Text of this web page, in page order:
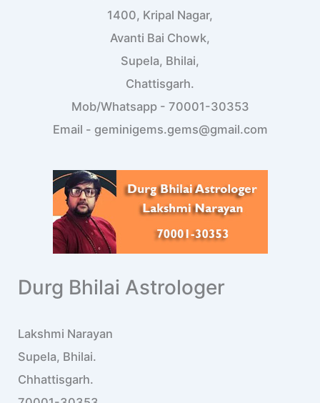
1400, Kripal Nagar,
Avanti Bai Chowk,
Supela, Bhilai,
Chattisgarh.
Mob/Whatsapp - 70001-30353
Email - geminigems.gems@gmail.com
Durg Bhilai Astrologer
Lakshmi Narayan
Supela, Bhilai.
Chhattisgarh.